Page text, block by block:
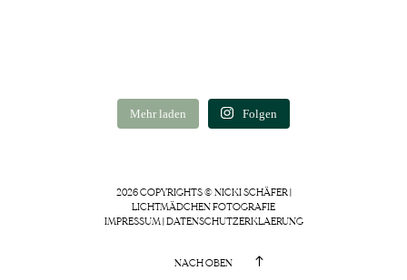
Mehr laden Folgen
2026 COPYRIGHTS © NICKI SCHÄFER |
LICHTMÄDCHEN FOTOGRAFIE
IMPRESSUM| DATENSCHUTZERKLAERUNG
NACH OBEN